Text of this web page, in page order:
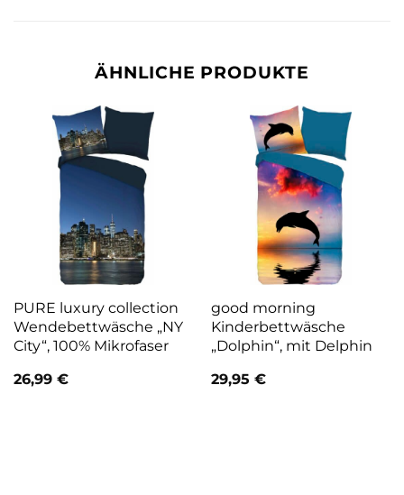
ÄHNLICHE PRODUKTE
PURE luxury collection
Wendebettwäsche „NY
City“, 100% Mikrofaser
26,99 €
good morning
Kinderbettwäsche
„Dolphin“, mit Delphin
29,95 €